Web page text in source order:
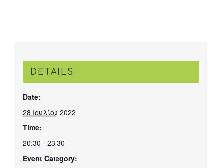
DETAILS
Date:
28 Ιουλίου 2022
Time:
20:30 - 23:30
Event Category: